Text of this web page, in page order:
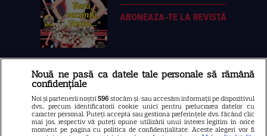
ABONEAZA-TE LA REVISTĂ
Libertatea
Libertatea pentru femei
GSP
Știri mondene
Nouă ne pasă ca datele tale personale să rămână
confidențiale
Noi și partenerii noștri596 stocăm și/sau accesăm informații pe dispozitivul
dvs., precum identificatorii cookie unici pentru prelucrarea datelor cu
caracter personal. Puteți accepta sau gestiona preferințele dvs. făcând clic
mai jos, respectiv vă puteți opune utilizării unui interes legitim în orice
moment pe pagina cu politica de confidențialitate. Aceste alegeri vor fi